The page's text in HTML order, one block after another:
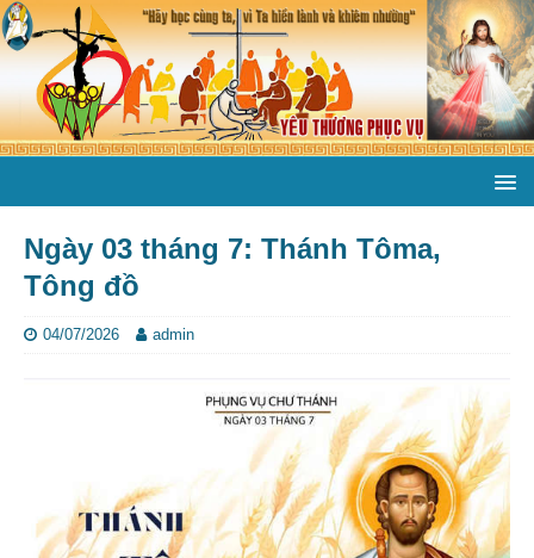
Ngày 03 tháng 7: Thánh Tôma,
Tông đồ
04/07/2026 admin